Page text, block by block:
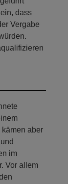
dass
Vergabe
aber
im
Vor allem